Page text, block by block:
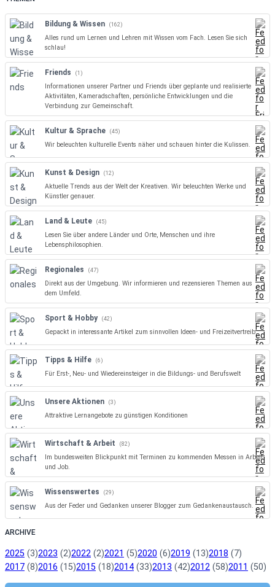
h
Bildung & Wissen (162)
Alles rund um Lernen und Lehren mit Wissen vom Fach. Lesen Sie sich
schlau!
Friends (1)
Informationen unserer Partner und Friends über geplante und realisierte
Aktivitäten, Kameradschaften, persönliche Entwicklungen und die
Verbindung zur Gemeinschaft.
Kultur & Sprache (45)
Wir beleuchten kulturelle Events näher und schauen hinter die Kulissen.
Kunst & Design (12)
Aktuelle Trends aus der Welt der Kreativen. Wir beleuchten Werke und
Künstler genauer.
Land & Leute (45)
Lesen Sie über andere Länder und Orte, Menschen und ihre
Lebensphilosophien.
Regionales (47)
Direkt aus der Umgebung. Wir informieren und rezensieren Themen aus
dem Umfeld.
Sport & Hobby (42)
Gepackt in interessante Artikel zum sinnvollen Ideen- und Freizeitvertreib.
Tipps & Hilfe (6)
Für Erst-, Neu- und Wiedereinsteiger in die Bildungs- und Berufswelt
Unsere Aktionen (3)
Attraktive Lernangebote zu günstigen Konditionen
Wirtschaft & Arbeit (82)
Im bundesweiten Blickpunkt mit Terminen zu kommenden Messen in Arbeit
und Job.
Wissenswertes (29)
Aus der Feder und Gedanken unserer Blogger zum Gedankenaustausch.
ARCHIVE
2025 (3)2023 (2)2022 (2)2021 (5)2020 (6)2019 (13)2018 (7)
2017 (8)2016 (15)2015 (18)2014 (33)2013 (42)2012 (58)2011 (50)